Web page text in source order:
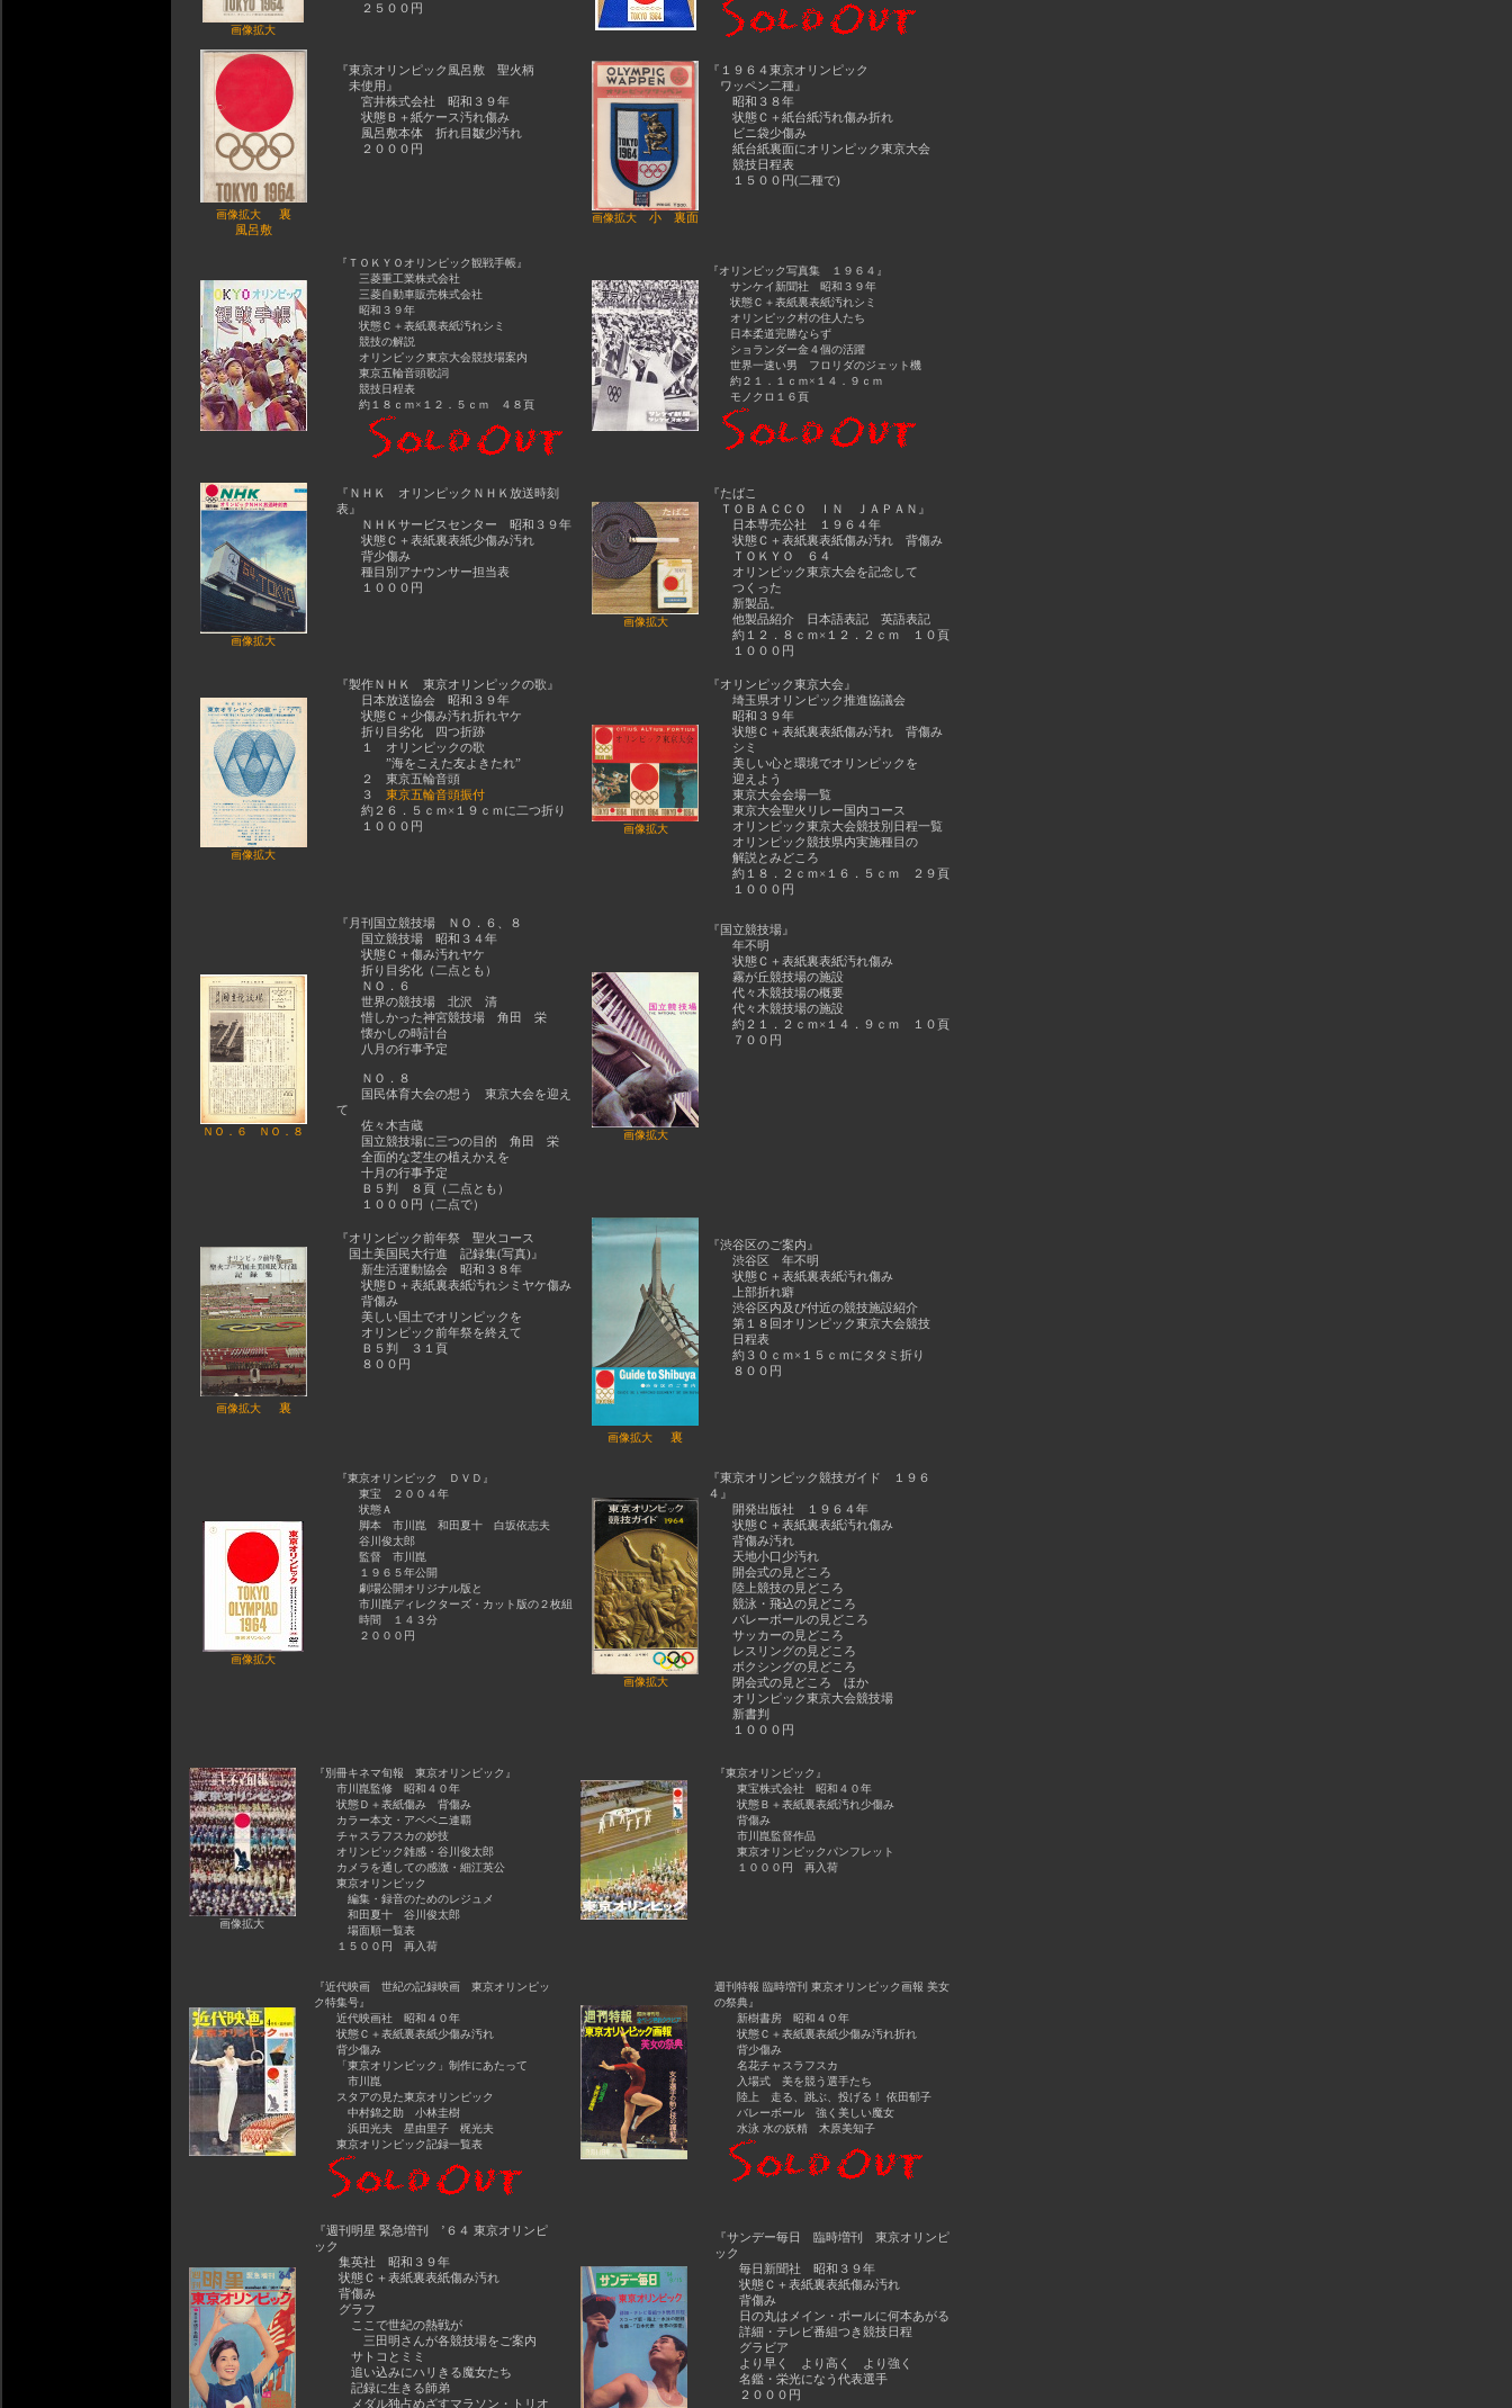
画像拡大
２５００円
画像拡大
裏
風呂敷
『東京オリンピック風呂敷 聖火柄
未使用』
宮井株式会社 昭和３９年
状態Ｂ＋紙ケース汚れ傷み
風呂敷本体 折れ目皺少汚れ
２０００円
画像拡大 小 裏面
『１９６４東京オリンピック
ワッペン二種』
昭和３８年
状態Ｃ＋紙台紙汚れ傷み折れ
ビニ袋少傷み
紙台紙裏面にオリンピック東京大会
競技日程表
１５００円(二種で)
『ＴＯＫＹＯオリンピック観戦手帳』
三菱重工業株式会社
三菱自動車販売株式会社
昭和３９年
状態Ｃ＋表紙裏表紙汚れシミ
競技の解説
オリンピック東京大会競技場案内
東京五輪音頭歌詞
競技日程表
約１８ｃｍ×１２．５ｃｍ ４８頁
『オリンピック写真集 １９６４』
サンケイ新聞社 昭和３９年
状態Ｃ＋表紙裏表紙汚れシミ
オリンピック村の住人たち
日本柔道完勝ならず
ショランダー金４個の活躍
世界一速い男 フロリダのジェット機
約２１．１ｃｍ×１４．９ｃｍ
モノクロ１６頁
画像拡大
『ＮＨＫ オリンピックＮＨＫ放送時刻
表』
ＮＨＫサービスセンター 昭和３９年
状態Ｃ＋表紙裏表紙少傷み汚れ
背少傷み
種目別アナウンサー担当表
１０００円
画像拡大
『たばこ
ＴＯＢＡＣＣＯ ＩＮ ＪＡＰＡＮ』
日本専売公社 １９６４年
状態Ｃ＋表紙裏表紙傷み汚れ 背傷み
ＴＯＫＹＯ ６４
オリンピック東京大会を記念して
つくった
新製品。
他製品紹介 日本語表記 英語表記
約１２．８ｃｍ×１２．２ｃｍ １０頁
１０００円
画像拡大
『製作ＮＨＫ 東京オリンピックの歌』
日本放送協会 昭和３９年
状態Ｃ＋少傷み汚れ折れヤケ
折り目劣化 四つ折跡
１ オリンピックの歌
”海をこえた友よきたれ”
２ 東京五輪音頭
３ 東京五輪音頭振付
約２６．５ｃｍ×１９ｃｍに二つ折り
１０００円
画像拡大
『オリンピック東京大会』
埼玉県オリンピック推進協議会
昭和３９年
状態Ｃ＋表紙裏表紙傷み汚れ 背傷み
シミ
美しい心と環境でオリンピックを
迎えよう
東京大会会場一覧
東京大会聖火リレー国内コース
オリンピック東京大会競技別日程一覧
オリンピック競技県内実施種目の
解説とみどころ
約１８．２ｃｍ×１６．５ｃｍ ２９頁
１０００円
ＮＯ．６ ＮＯ．８
『月刊国立競技場 ＮＯ．６、８
国立競技場 昭和３４年
状態Ｃ＋傷み汚れヤケ
折り目劣化（二点とも）
ＮＯ．６
世界の競技場 北沢 清
惜しかった神宮競技場 角田 栄
懐かしの時計台
八月の行事予定
ＮＯ．８
国民体育大会の想う 東京大会を迎え
て
佐々木吉蔵
国立競技場に三つの目的 角田 栄
全面的な芝生の植えかえを
十月の行事予定
Ｂ５判 ８頁（二点とも）
１０００円（二点で）
画像拡大
『国立競技場』
年不明
状態Ｃ＋表紙裏表紙汚れ傷み
霧が丘競技場の施設
代々木競技場の概要
代々木競技場の施設
約２１．２ｃｍ×１４．９ｃｍ １０頁
７００円
画像拡大 裏
『オリンピック前年祭 聖火コース
国土美国民大行進 記録集(写真)』
新生活運動協会 昭和３８年
状態Ｄ＋表紙裏表紙汚れシミヤケ傷み
背傷み
美しい国土でオリンピックを
オリンピック前年祭を終えて
Ｂ５判 ３１頁
８００円
画像拡大 裏
『渋谷区のご案内』
渋谷区 年不明
状態Ｃ＋表紙裏表紙汚れ傷み
上部折れ癖
渋谷区内及び付近の競技施設紹介
第１８回オリンピック東京大会競技
日程表
約３０ｃｍ×１５ｃｍにタタミ折り
８００円
画像拡大
『東京オリンピック ＤＶＤ』
東宝 ２００４年
状態Ａ
脚本 市川崑 和田夏十 白坂依志夫
谷川俊太郎
監督 市川崑
１９６５年公開
劇場公開オリジナル版と
市川崑ディレクターズ・カット版の２枚組
時間 １４３分
２０００円
画像拡大
『東京オリンピック競技ガイド １９６
４』
開発出版社 １９６４年
状態Ｃ＋表紙裏表紙汚れ傷み
背傷み汚れ
天地小口少汚れ
開会式の見どころ
陸上競技の見どころ
競泳・飛込の見どころ
バレーボールの見どころ
サッカーの見どころ
レスリングの見どころ
ボクシングの見どころ
閉会式の見どころ ほか
オリンピック東京大会競技場
新書判
１０００円
画像拡大
『別冊キネマ旬報 東京オリンピック』
市川崑監修 昭和４０年
状態Ｄ＋表紙傷み 背傷み
カラー本文・アベベニ連覇
チャスラフスカの妙技
オリンピック雑感・谷川俊太郎
カメラを通しての感激・細江英公
東京オリンピック
編集・録音のためのレジュメ
和田夏十 谷川俊太郎
場面順一覧表
１５００円 再入荷
『東京オリンピック』
東宝株式会社 昭和４０年
状態Ｂ＋表紙裏表紙汚れ少傷み
背傷み
市川崑監督作品
東京オリンピックパンフレット
１０００円 再入荷
『近代映画 世紀の記録映画 東京オリンピッ
ク特集号』
近代映画社 昭和４０年
状態Ｃ＋表紙裏表紙少傷み汚れ
背少傷み
「東京オリンピック」制作にあたって
市川崑
スタアの見た東京オリンピック
中村錦之助 小林圭樹
浜田光夫 星由里子 梶光夫
東京オリンピック記録一覧表
週刊特報 臨時増刊 東京オリンピック画報 美女
の祭典』
新樹書房 昭和４０年
状態Ｃ＋表紙裏表紙少傷み汚れ折れ
背少傷み
名花チャスラフスカ
入場式 美を競う選手たち
陸上 走る、跳ぶ、投げる！ 依田郁子
バレーボール 強く美しい魔女
水泳 水の妖精 木原美知子
『週刊明星 緊急増刊 ’６４ 東京オリンピ
ック
集英社 昭和３９年
状態Ｃ＋表紙裏表紙傷み汚れ
背傷み
グラフ
ここで世紀の熱戦が
三田明さんが各競技場をご案内
サトコとミミ
追い込みにハリきる魔女たち
記録に生きる師弟
メダル独占めざすマラソン・トリオ
『サンデー毎日 臨時増刊 東京オリンピ
ック
毎日新聞社 昭和３９年
状態Ｃ＋表紙裏表紙傷み汚れ
背傷み
日の丸はメイン・ポールに何本あがる
詳細・テレビ番組つき競技日程
グラビア
より早く より高く より強く
名鑑・栄光になう代表選手
２０００円